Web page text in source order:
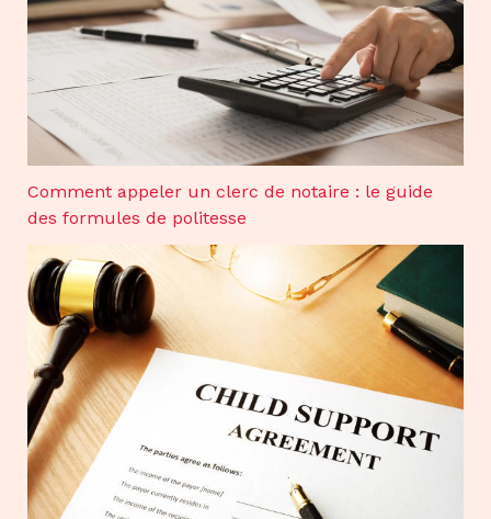
Comment appeler un clerc de notaire : le guide
des formules de politesse